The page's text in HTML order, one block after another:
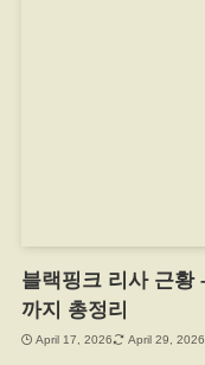
블랙핑크 리사 근황
까지 총정리
April 17, 2026 April 29, 2026